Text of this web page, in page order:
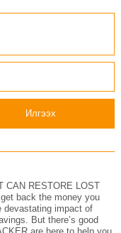
Илгээх
CAN RESTORE LOST
back the money you
devastating impact of
But there’s good